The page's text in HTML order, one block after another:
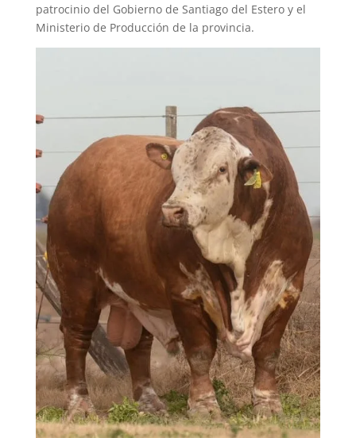
patrocinio del Gobierno de Santiago del Estero y el
Ministerio de Producción de la provincia.